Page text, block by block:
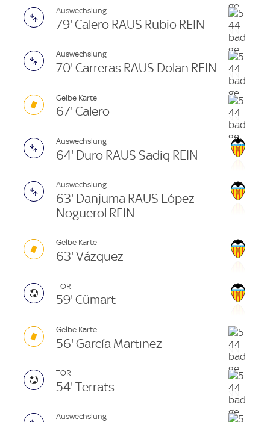
Auswechslung
79' Calero RAUS Rubio REIN
Auswechslung
70' Carreras RAUS Dolan REIN
Gelbe Karte
67' Calero
Auswechslung
64' Duro RAUS Sadiq REIN
Auswechslung
63' Danjuma RAUS López
Noguerol REIN
Gelbe Karte
63' Vázquez
TOR
59' Cümart
Gelbe Karte
56' García Martinez
TOR
54' Terrats
Auswechslung